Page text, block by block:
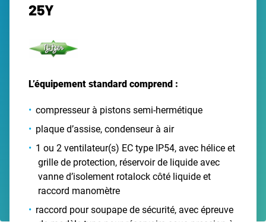
25Y
L’équipement standard comprend :
compresseur à pistons semi-hermétique
plaque d’assise, condenseur à air
1 ou 2 ventilateur(s) EC type IP54, avec hélice et
grille de protection, réservoir de liquide avec
vanne d’isolement rotalock côté liquide et
raccord manomètre
raccord pour soupape de sécurité, avec épreuve